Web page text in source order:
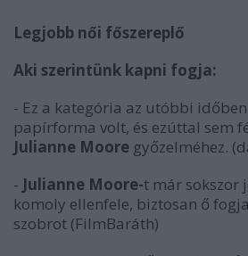
Legjobb női főszereplő
Aki szerintünk kapni fogja:
- Ez a kategória az utóbbi
papírforma volt, és ezúttal sem
Julianne Moore győzelméhez.
- Julianne Moore-t már sokszor
komoly ellenfele, biztosan ő
szobrot (FilmBaráth)